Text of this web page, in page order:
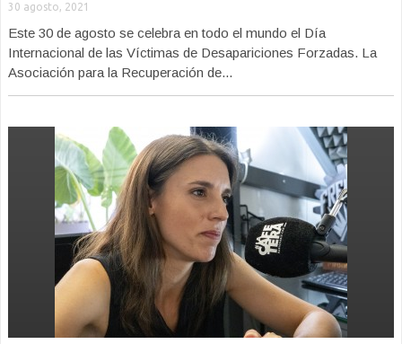
30 agosto, 2021
Este 30 de agosto se celebra en todo el mundo el Día
Internacional de las Víctimas de Desapariciones Forzadas. La
Asociación para la Recuperación de...